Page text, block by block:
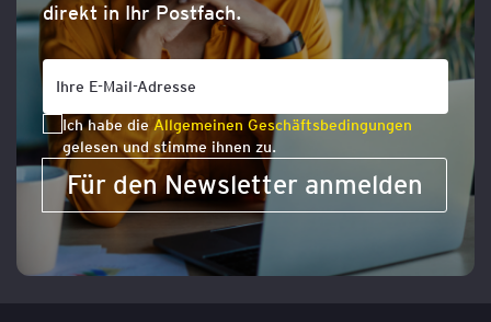
direkt in Ihr Postfach.
Ich habe dieAllgemeinen Geschäftsbedingungen
gelesen und stimme ihnen zu.
Für den Newsletter anmelden